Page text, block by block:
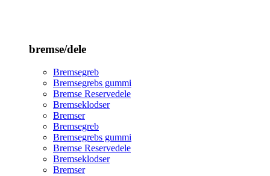
bremse/dele
Bremsegreb
Bremsegrebs gummi
Bremse Reservedele
Bremseklodser
Bremser
Bremsegreb
Bremsegrebs gummi
Bremse Reservedele
Bremseklodser
Bremser